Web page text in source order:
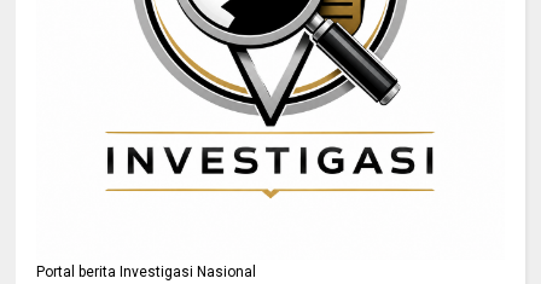
Portal berita Investigasi Nasional